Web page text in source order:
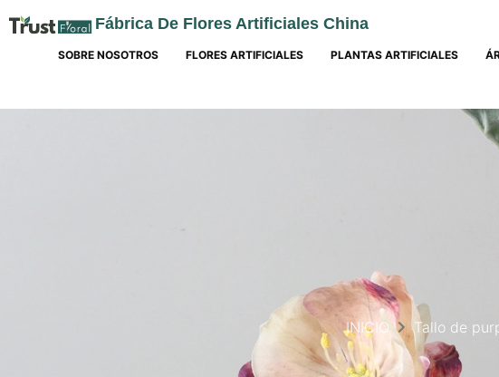
Fábrica De Flores Artificiales China
SOBRE NOSOTROS FLORES ARTIFICIALES PLANTAS ARTIFICIALES
INICIO Tallo de